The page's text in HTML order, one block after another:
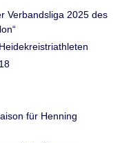
Verbandsliga 2025 des
für Henning